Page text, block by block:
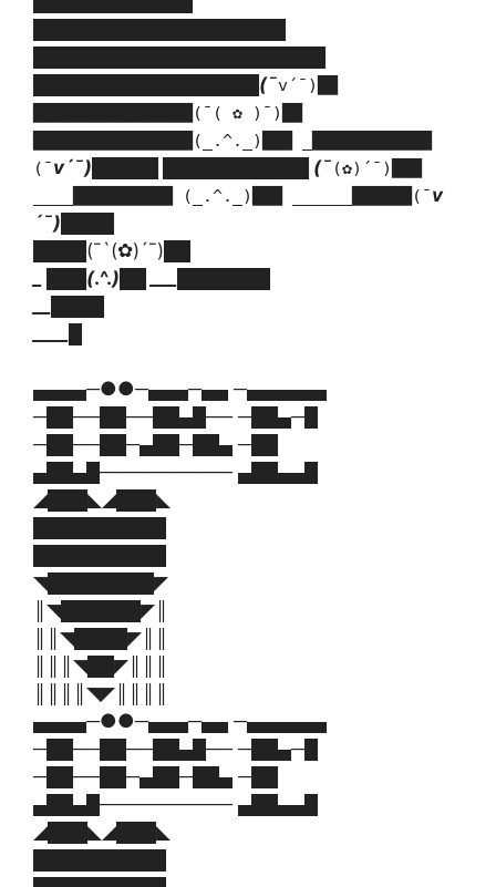
█████████████████(¯v´¯)██
████████████████(¯( ✿ )¯)██
████████████████(_.^._)███ _████████████
(¯v´¯)█████ ███████████ (¯ (✿)´¯)███
____██████████ (_.^._)███ ______██████(¯v
´¯)████
████(¯`(✿)´¯)██
_ ███(.^.)██
▄▄▄▄─●●─▄▄▄─▄▄ ─▄▄▄▄▄▄
─██──██──██▄█── ─██▄─█
─██──██─▄██─██▄ ─██
▄██▄█────────── ▄██▄▄█
◢███◣◢███◣
◥████████◤
║◥██████◤║
║║◥████◤║║
║║║◥██◤║║║
║║║║◥◤║║║║
▄▄▄▄─●●─▄▄▄─▄▄ ─▄▄▄▄▄▄
─██──██──██▄█── ─██▄─█
─██──██─▄██─██▄ ─██
▄██▄█────────── ▄██▄▄█
◢███◣◢███◣